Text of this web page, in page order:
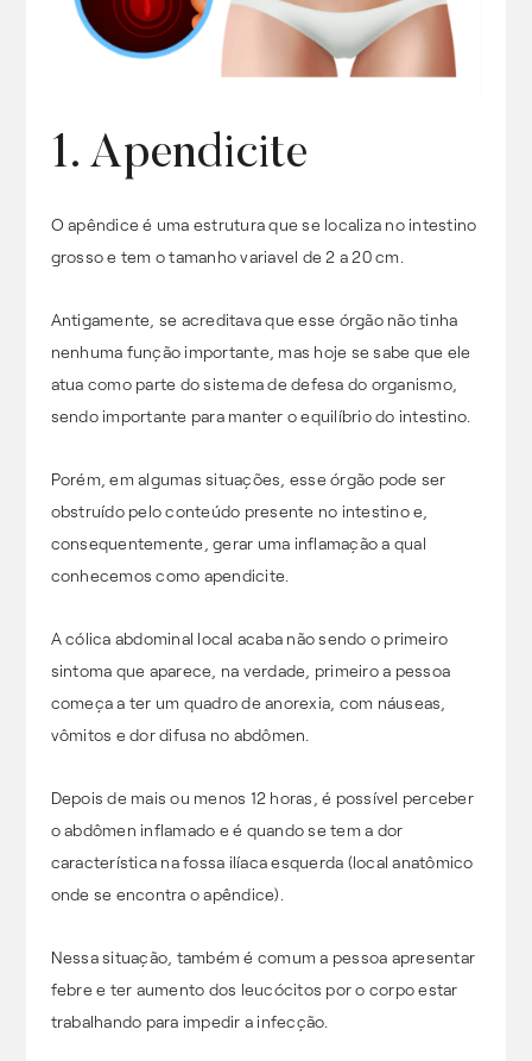
1. Apendicite
O apêndice é uma estrutura que se localiza no intestino
grosso e tem o tamanho variavel de 2 a 20 cm.
Antigamente, se acreditava que esse órgão não tinha
nenhuma função importante, mas hoje se sabe que ele
atua como parte do sistema de defesa do organismo,
sendo importante para manter o equilíbrio do intestino.
Porém, em algumas situações, esse órgão pode ser
obstruído pelo conteúdo presente no intestino e,
consequentemente, gerar uma inflamação a qual
conhecemos como apendicite.
A cólica abdominal local acaba não sendo o primeiro
sintoma que aparece, na verdade, primeiro a pessoa
começa a ter um quadro de anorexia, com náuseas,
vômitos e dor difusa no abdômen.
Depois de mais ou menos 12 horas, é possível perceber
o abdômen inflamado e é quando se tem a dor
característica na fossa ilíaca esquerda (local anatômico
onde se encontra o apêndice).
Nessa situação, também é comum a pessoa apresentar
febre e ter aumento dos leucócitos por o corpo estar
trabalhando para impedir a infecção.